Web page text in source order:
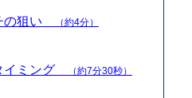
の狙い （約4分）
イミング （約7分30秒）